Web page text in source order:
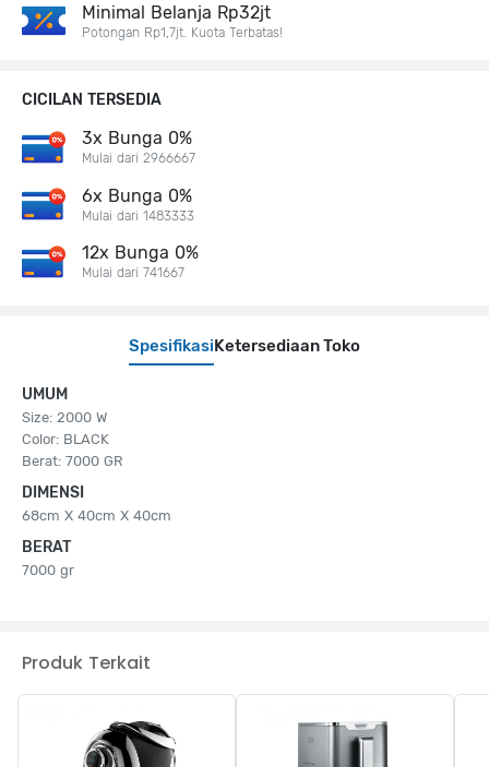
SpesifikasiKetersediaan Toko
UMUM
Size: 2000 W
Color: BLACK
Berat: 7000 GR
DIMENSI
68cm X 40cm X 40cm
BERAT
7000 gr
Minimal Belanja Rp32jt
Potongan Rp1,7jt. Kuota Terbatas!
CICILAN TERSEDIA
3x Bunga 0%
Mulai dari 2966667
6x Bunga 0%
Mulai dari 1483333
12x Bunga 0%
Mulai dari 741667
Produk Terkait